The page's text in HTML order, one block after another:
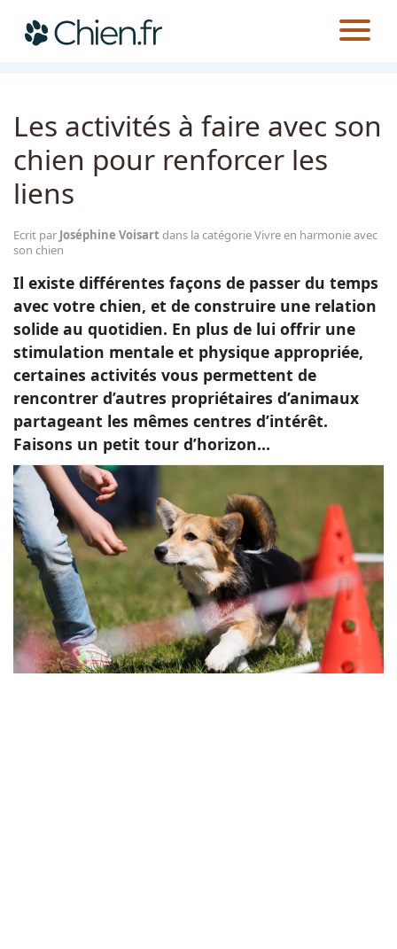
Races
CHIEN.FR GUIDES
AU QUOTIDIEN
Les activités à faire avec son
chien pour renforcer les
liens
Ecrit par Joséphine Voisart dans la catégorie Vivre en harmonie avec
son chien
Il existe différentes façons de passer du temps
avec votre chien, et de construire une relation
solide au quotidien. En plus de lui offrir une
stimulation mentale et physique appropriée,
certaines activités vous permettent de
rencontrer d’autres propriétaires d’animaux
partageant les mêmes centres d’intérêt.
Faisons un petit tour d’horizon…